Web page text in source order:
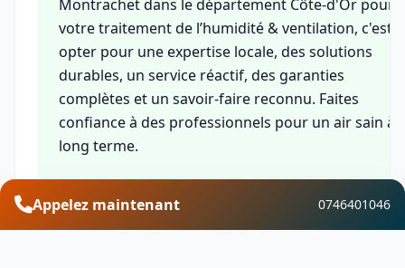
Montrachet dans le département Côte-d'Or pour
votre traitement de l’humidité & ventilation, c'est
opter pour une expertise locale, des solutions
durables, un service réactif, des garanties
complètes et un savoir-faire reconnu. Faites
confiance à des professionnels pour un air sain à
long terme.
Financement et aides
Appelez maintenant 0746401046